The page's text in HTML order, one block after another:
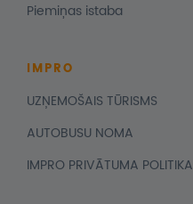
Piemiņas istaba
IMPRO
UZŅEMOŠAIS TŪRISMS
AUTOBUSU NOMA
IMPRO PRIVĀTUMA POLITIKA